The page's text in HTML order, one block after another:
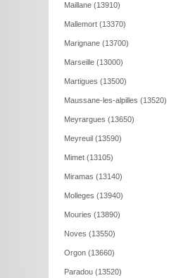
Maillane (13910)
Mallemort (13370)
Marignane (13700)
Marseille (13000)
Martigues (13500)
Maussane-les-alpilles (13520)
Meyrargues (13650)
Meyreuil (13590)
Mimet (13105)
Miramas (13140)
Molleges (13940)
Mouries (13890)
Noves (13550)
Orgon (13660)
Paradou (13520)